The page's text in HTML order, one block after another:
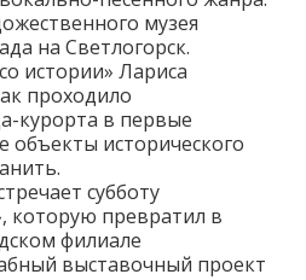
музея
на Светлогорск.
истории» Лариса
проходило
курорта в первые
объекты исторического
субботу
которую превратил в
филиале
выставочный проект